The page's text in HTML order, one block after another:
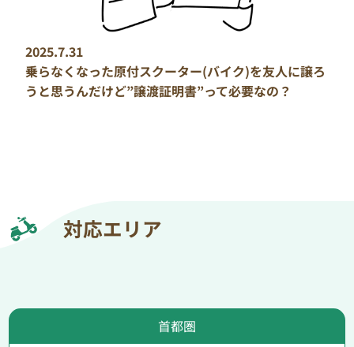
2025.7.31
乗らなくなった原付スクーター(バイク)を友人に譲ろ
うと思うんだけど”譲渡証明書”って必要なの？
対応エリア
首都圏